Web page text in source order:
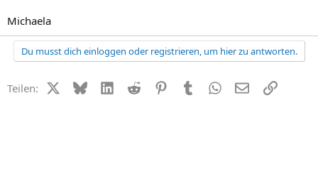
Michaela
Du musst dich einloggen oder registrieren, um hier zu antworten.
Teilen: X (Twitter)
BlueskyLinkedIn
Reddit PinterestTumblr WhatsApp
E-MailLink